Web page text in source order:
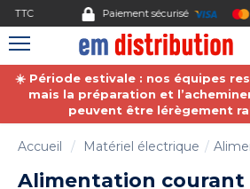
Paiement sécurisé
☀️ Période estivale : nos équipes
mais la préparation et
peuvent être lérègement
Accueil Matériel électrique
Alimentation courant
Gestion des cookies